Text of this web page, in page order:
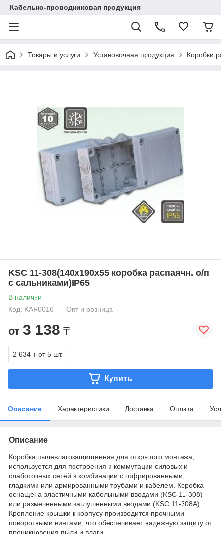
Кабельно-проводниковая продукция
Товары и услуги Установочная продукция Коробки
KSC 11-308(140х190x55 коробка распаячн. о/п
с сальниками)IP65
В наличии
Код: KAR0016
Опт и розница
от 3 138 ₸
2 634 ₸ от 5 шт.
Купить
Описание Характеристики Доставка Оплата
Описание
Коробка пылевлагозащищенная для открытого монтажа,
используется для построения и коммутации силовых и
слаботочных сетей в комбинации с гофрированными,
гладкими или армированными трубами и кабелем. Коробка
оснащена эластичными кабельными вводами (KSC 11-308)
или размеченными заглушенными вводами (KSC 11-308A).
Крепление крышки к корпусу производится прочными
поворотными винтами, что обеспечивает надежную защиту от
проникновения пыли и влаги.